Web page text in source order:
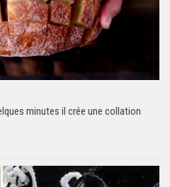
minutes il crée une collation